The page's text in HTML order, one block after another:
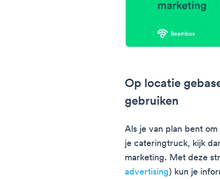
Op locatie
gebruiken
Als je van plan bent
je cateringtruck, kijk
marketing. Met deze
advertising) kun je